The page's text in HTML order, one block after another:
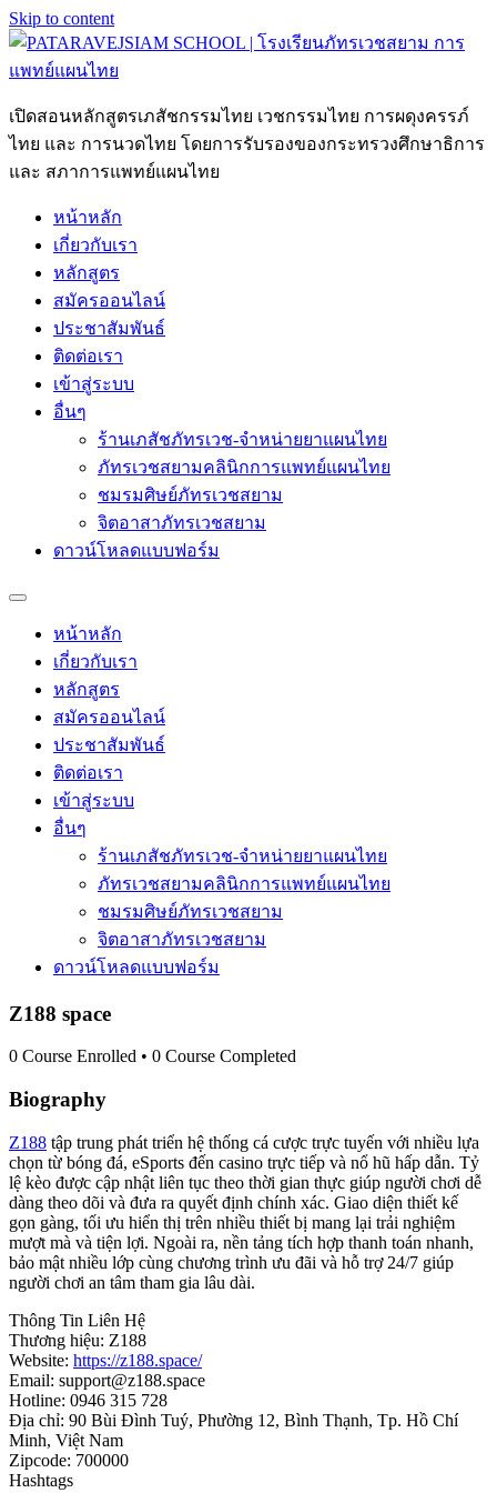
Skip to content
เปิดสอนหลักสูตรเภสัชกรรมไทย เวชกรรมไทย การผดุงครรภ์
ไทย และ การนวดไทย โดยการรับรองของกระทรวงศึกษาธิการ
และ สภาการแพทย์แผนไทย
หน้าหลัก
เกี่ยวกับเรา
หลักสูตร
สมัครออนไลน์
ประชาสัมพันธ์
ติดต่อเรา
เข้าสู่ระบบ
อื่นๆ
ร้านเภสัชภัทรเวช-จำหน่ายยาแผนไทย
ภัทรเวชสยามคลินิกการแพทย์แผนไทย
ชมรมศิษย์ภัทรเวชสยาม
จิตอาสาภัทรเวชสยาม
ดาวน์โหลดแบบฟอร์ม
หน้าหลัก
เกี่ยวกับเรา
หลักสูตร
สมัครออนไลน์
ประชาสัมพันธ์
ติดต่อเรา
เข้าสู่ระบบ
อื่นๆ
ร้านเภสัชภัทรเวช-จำหน่ายยาแผนไทย
ภัทรเวชสยามคลินิกการแพทย์แผนไทย
ชมรมศิษย์ภัทรเวชสยาม
จิตอาสาภัทรเวชสยาม
ดาวน์โหลดแบบฟอร์ม
Z188 space
0 Course Enrolled • 0 Course Completed
Biography
Z188 tập trung phát triển hệ thống cá cược trực tuyến với nhiều lựa
chọn từ bóng đá, eSports đến casino trực tiếp và nổ hũ hấp dẫn. Tỷ
lệ kèo được cập nhật liên tục theo thời gian thực giúp người chơi dễ
dàng theo dõi và đưa ra quyết định chính xác. Giao diện thiết kế
gọn gàng, tối ưu hiển thị trên nhiều thiết bị mang lại trải nghiệm
mượt mà và tiện lợi. Ngoài ra, nền tảng tích hợp thanh toán nhanh,
bảo mật nhiều lớp cùng chương trình ưu đãi và hỗ trợ 24/7 giúp
người chơi an tâm tham gia lâu dài.
Thông Tin Liên Hệ
Thương hiệu: Z188
Website: https://z188.space/
Email: support@z188.space
Hotline: 0946 315 728
Địa chỉ: 90 Bùi Đình Tuý, Phường 12, Bình Thạnh, Tp. Hồ Chí
Minh, Việt Nam
Zipcode: 700000
Hashtags